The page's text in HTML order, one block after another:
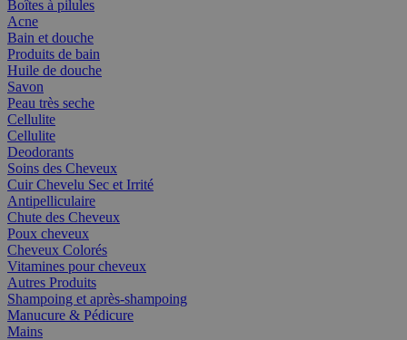
Boîtes à pilules
Acne
Bain et douche
Produits de bain
Huile de douche
Savon
Peau très seche
Cellulite
Cellulite
Deodorants
Soins des Cheveux
Cuir Chevelu Sec et Irrité
Antipelliculaire
Chute des Cheveux
Poux cheveux
Cheveux Colorés
Vitamines pour cheveux
Autres Produits
Shampoing et après-shampoing
Manucure & Pédicure
Mains